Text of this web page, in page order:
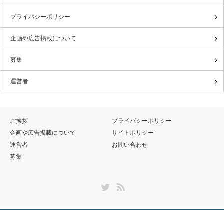
プライバシーポリシー
企画や広告掲載について
募集
運営者
ご挨拶
企画や広告掲載について
運営者
募集
プライバシーポリシー
サイトポリシー
お問い合わせ